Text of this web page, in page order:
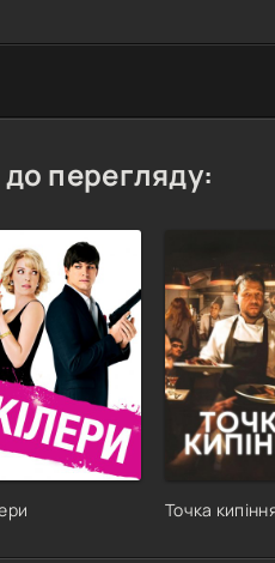
перегляду:
Точка